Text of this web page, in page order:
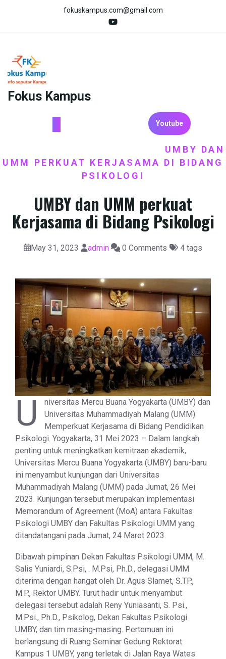
fokuskampus.com@gmail.com
Fokus Kampus
Youtube
UMBY DAN
UMM PERKUAT KERJASAMA DI BIDANG
PSIKOLOGI
UMBY dan UMM perkuat
Kerjasama di Bidang Psikologi
May 31, 2023 admin 0 Comments 4 tags
U
niversitas Mercu Buana Yogyakarta (UMBY) dan
Universitas Muhammadiyah Malang (UMM)
Memperkuat Kerjasama di Bidang Pendidikan
Psikologi. Yogyakarta, 31 Mei 2023 – Dalam langkah
penting untuk meningkatkan kemitraan akademik,
Universitas Mercu Buana Yogyakarta (UMBY) baru-baru
ini menyambut kunjungan dari Universitas
Muhammadiyah Malang (UMM) pada Jumat, 26 Mei
2023. Kunjungan tersebut merupakan implementasi
Memorandum of Agreement (MoA) antara Fakultas
Psikologi UMBY dan Fakultas Psikologi UMM yang
ditandatangani pada Jumat, 24 Maret 2023.
Dibawah pimpinan Dekan Fakultas Psikologi UMM, M.
Salis Yuniardi, S.Psi, . M.Psi, Ph.D., delegasi UMM
diterima dengan hangat oleh Dr. Agus Slamet, S.TP.,
M.P., Rektor UMBY. Turut hadir untuk menyambut
delegasi tersebut adalah Reny Yuniasanti, S. Psi.,
M.Psi., Ph.D., Psikolog, Dekan Fakultas Psikologi
UMBY, dan tim masing-masing. Pertemuan ini
berlangsung di Ruang Seminar Gedung Rektorat
Kampus 1 UMBY, yang terletak di Jalan Raya Wates